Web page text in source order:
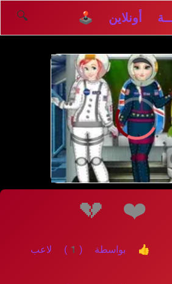
أونلاين 🕹️ 🔍
إلعــــب
❤️
💔
👍 بواسطة (1) لاعب